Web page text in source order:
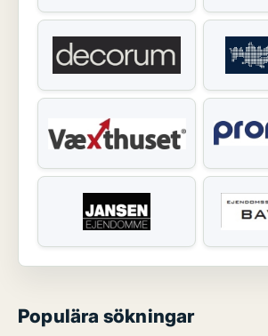
Populära sökningar